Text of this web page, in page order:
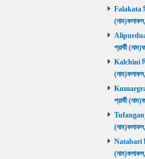
Falakata
প্রার্থী
Kalchini
প্রার্থী
Tufanganj
Natabari